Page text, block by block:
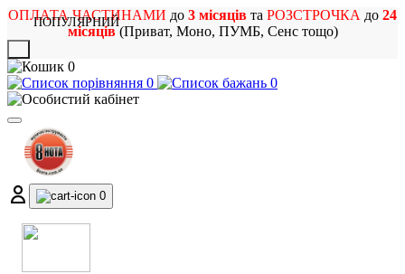
ОПЛАТА ЧАСТИНАМИ до 3 місяців та РОЗСТРОЧКА до 24
місяців(Приват, Моно, ПУМБ, Сенс тощо)
0
0
0
0
ПОПУЛЯРНИЙ